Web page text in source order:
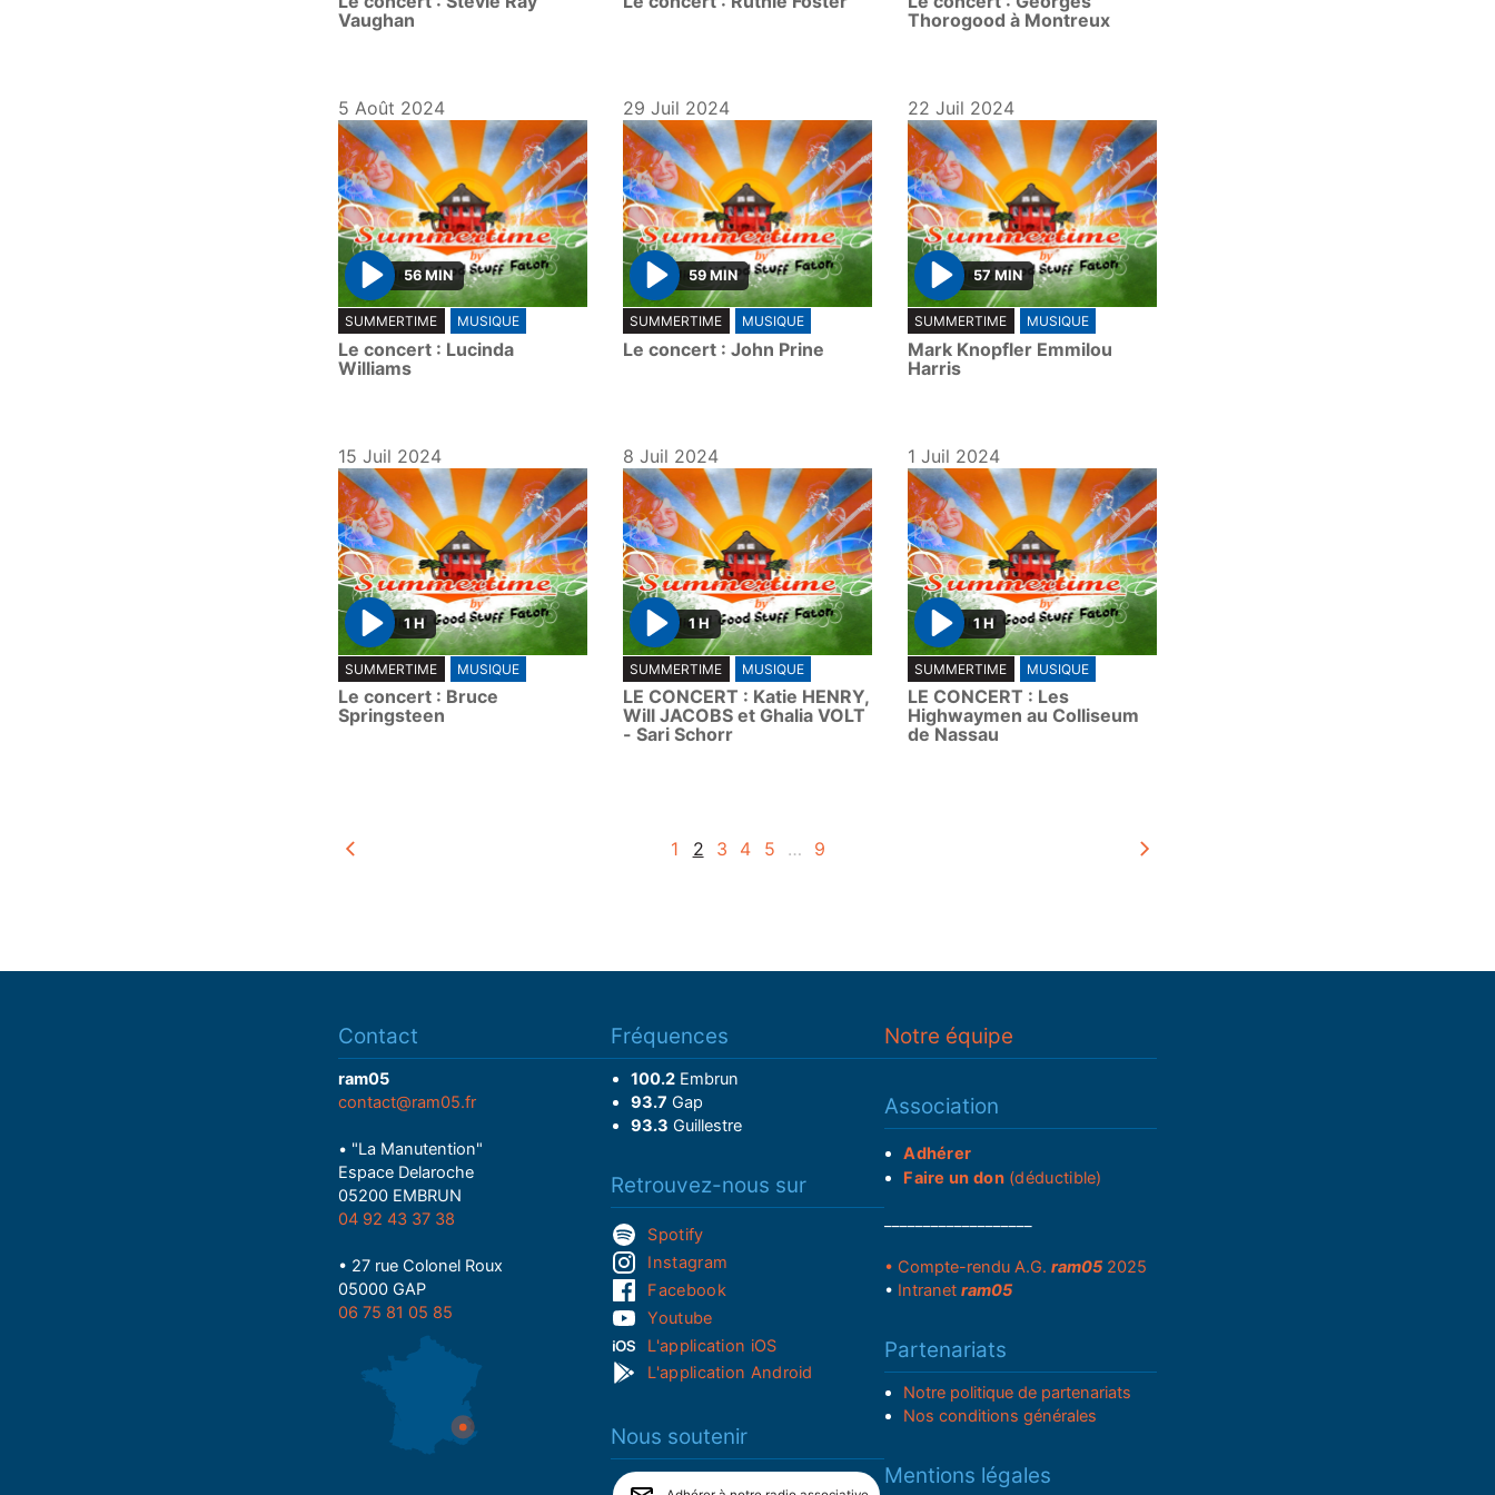
a
y
Vaughan
a
a
y
Thorogood à Montreux
5 Août 2024
P
l
a
y
56 MIN
SUMMERTIME MUSIQUE
Le concert : Lucinda
Williams
29 Juil 2024
P
l
a
59 MIN
SUMMERTIME MUSIQUE
Le concert : John Prine
22 Juil 2024
P
l
a
y
57 MIN
SUMMERTIME MUSIQUE
Mark Knopfler Emmilou
Harris
15 Juil 2024
P
l
a
y
1 H
SUMMERTIME MUSIQUE
Le concert : Bruce
Springsteen
8 Juil 2024
P
l
a
y
1 H
SUMMERTIME MUSIQUE
LE CONCERT : Katie HENRY,
Will JACOBS et Ghalia VOLT
- Sari Schorr
1 Juil 2024
P
l
a
y
1 H
SUMMERTIME MUSIQUE
LE CONCERT : Les
Highwaymen au Colliseum
de Nassau
1 2 3 4 5 … 9
Contact
ram05
contact@ram05.fr
• "La Manutention"
Espace Delaroche
05200 EMBRUN
04 92 43 37 38
• 27 rue Colonel Roux
05000 GAP
06 75 81 05 85
Fréquences
100.2Embrun
93.7 Gap
93.3 Guillestre
Retrouvez-nous sur
Spotify
Instagram
Facebook
Youtube
L'application iOS
L'application Android
Nous soutenir
Notre équipe
Association
Adhérer
Faire un don(déductible)
• Compte-rendu A.G. ram052025
• Intranet ram05
Partenariats
Notre politique de partenariats
Nos conditions générales
Mentions légales